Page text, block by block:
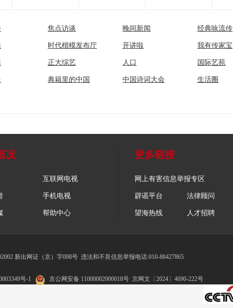
焦点访谈 晚间新闻 经典咏流传
时代楷模发布厅 开讲啦 我有传家宝
正大综艺 人口 国际艺苑
典籍里的中国 中国诗词大会 生活圈
况
互联网电视
手机电视
帮助中心
更多链接
网上有害信息举报专区
辟谣平台 法律顾问
望海热线 人才招聘
新出网证（京）字098号 违法和不良信息举报电话:010-88427865
号-1 京公网安备 11000002000018号 京网文〔2024〕4690-222号